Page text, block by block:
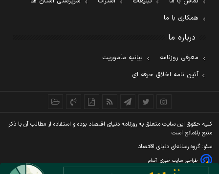
همکاری با ما
درباره ما
معرفی روزنامه
بیانیه مأموریت
آئین نامه اخلاق حرفه ای
کليه حقوق اين سايت متعلق به روزنامه دنيای اقتصاد بوده و استفاده از مطالب آن با ذکر
منبع بلامانع است
سئو: گروه رسانه‌ای دنیای اقتصاد
طراحی سایت خبری آسام